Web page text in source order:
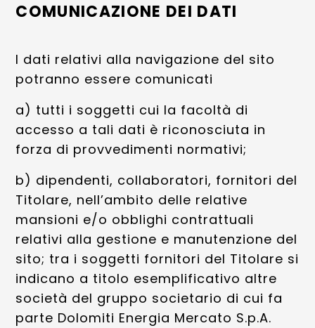
COMUNICAZIONE DEI DATI
I dati relativi alla navigazione del sito
potranno essere comunicati
a) tutti i soggetti cui la facoltà di
accesso a tali dati è riconosciuta in
forza di provvedimenti normativi;
b) dipendenti, collaboratori, fornitori del
Titolare, nell’ambito delle relative
mansioni e/o obblighi contrattuali
relativi alla gestione e manutenzione del
sito; tra i soggetti fornitori del Titolare si
indicano a titolo esemplificativo altre
società del gruppo societario di cui fa
parte Dolomiti Energia Mercato S.p.A.